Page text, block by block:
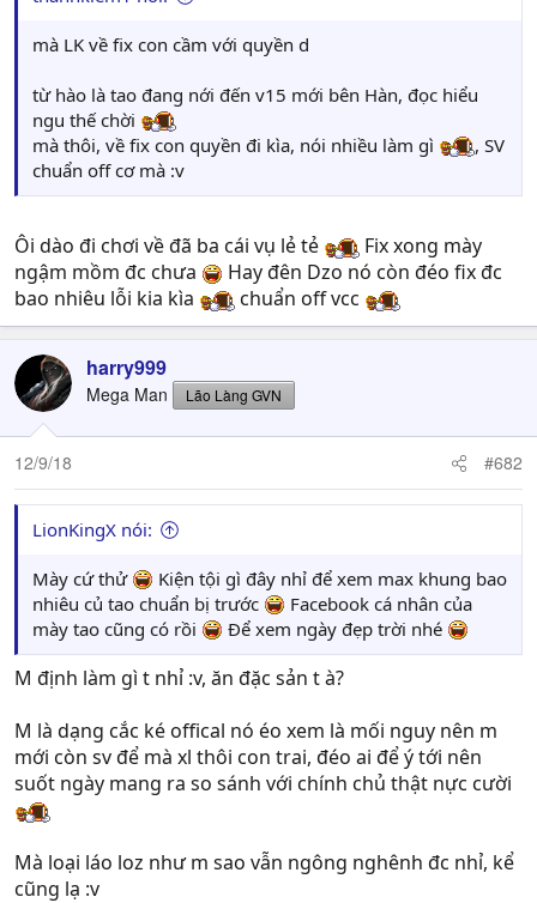
mà LK về fix con cầm với quyền d
từ hào là tao đang nới đến v15 mới bên Hàn, đọc hiểu
ngu thế chời
mà thôi, về fix con quyền đi kìa, nói nhiều làm gì
, SV
chuẩn off cơ mà :v
Ôi dào đi chơi về đã ba cái vụ lẻ tẻ
Fix xong mày
ngậm mồm đc chưa
Hay đên Dzo nó còn đéo fix đc
bao nhiêu lỗi kia kìa
chuẩn off vcc
harry999
Mega Man Lão Làng GVN
12/9/18 #682
LionKingX nói:
Mày cứ thử
Kiện tội gì đây nhỉ để xem max khung bao
nhiêu củ tao chuẩn bị trước
Facebook cá nhân của
mày tao cũng có rồi
Để xem ngày đẹp trời nhé
M định làm gì t nhỉ :v, ăn đặc sản t à?
M là dạng cắc ké offical nó éo xem là mối nguy nên m
mới còn sv để mà xl thôi con trai, đéo ai để ý tới nên
suốt ngày mang ra so sánh với chính chủ thật nực cười
Mà loại láo loz như m sao vẫn ngông nghênh đc nhỉ, kể
cũng lạ :v